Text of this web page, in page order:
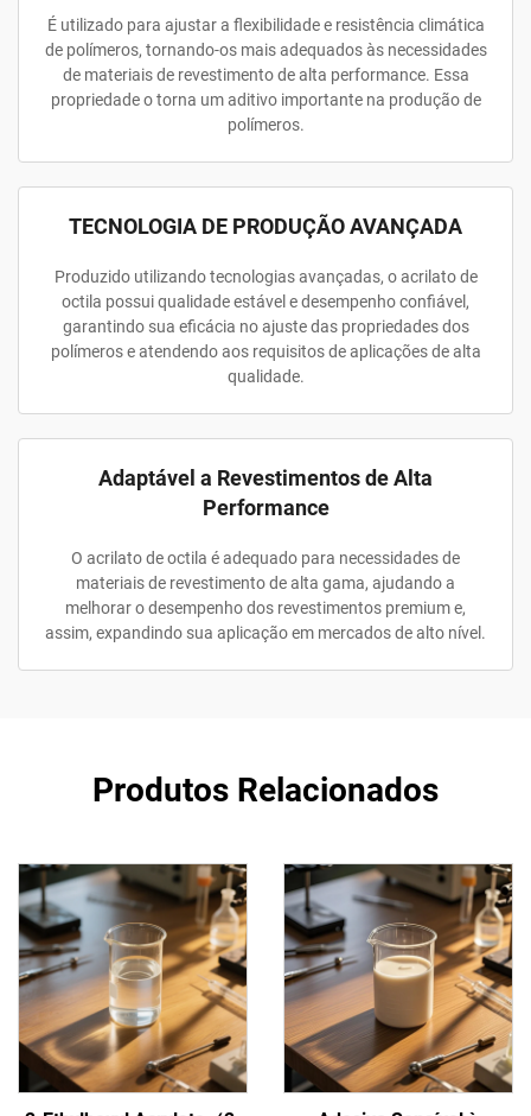
É utilizado para ajustar a flexibilidade e resistência climática
de polímeros, tornando-os mais adequados às necessidades
de materiais de revestimento de alta performance. Essa
propriedade o torna um aditivo importante na produção de
polímeros.
TECNOLOGIA DE PRODUÇÃO AVANÇADA
Produzido utilizando tecnologias avançadas, o acrilato de
octila possui qualidade estável e desempenho confiável,
garantindo sua eficácia no ajuste das propriedades dos
polímeros e atendendo aos requisitos de aplicações de alta
qualidade.
Adaptável a Revestimentos de Alta
Performance
O acrilato de octila é adequado para necessidades de
materiais de revestimento de alta gama, ajudando a
melhorar o desempenho dos revestimentos premium e,
assim, expandindo sua aplicação em mercados de alto nível.
Produtos Relacionados